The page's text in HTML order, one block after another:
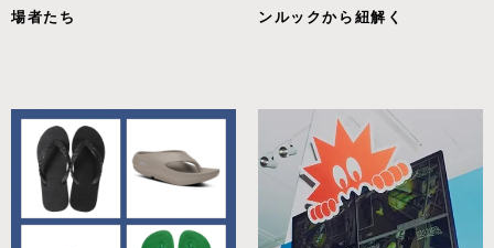
場者たち
ンルックから紐解く